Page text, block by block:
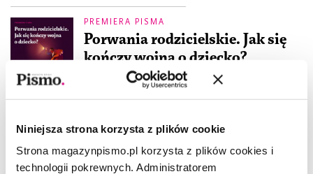
Niniejsza strona korzysta z plików cookie
Strona magazynpismo.pl korzysta z plików cookies i
technologii pokrewnych. Administratorem
PREMIERA PISMA
Porwania rodzicielskie. Jak się
kończy wojna o dziecko?
Jak można skazać dziecko na lata
życia w ukryciu?
MARIA HAWRANEK SZYMON OPRYSZEK
17.04.2023